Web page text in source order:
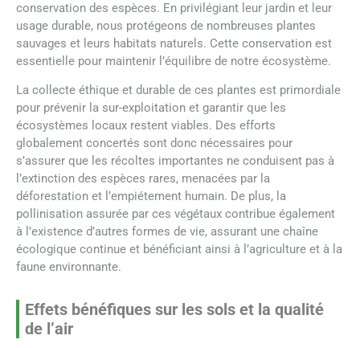
conservation des espèces. En privilégiant leur jardin et leur
usage durable, nous protégeons de nombreuses plantes
sauvages et leurs habitats naturels. Cette conservation est
essentielle pour maintenir l’équilibre de notre écosystème.
La collecte éthique et durable de ces plantes est primordiale
pour prévenir la sur-exploitation et garantir que les
écosystèmes locaux restent viables. Des efforts
globalement concertés sont donc nécessaires pour
s’assurer que les récoltes importantes ne conduisent pas à
l’extinction des espèces rares, menacées par la
déforestation et l’empiétement humain. De plus, la
pollinisation assurée par ces végétaux contribue également
à l’existence d’autres formes de vie, assurant une chaîne
écologique continue et bénéficiant ainsi à l’agriculture et à la
faune environnante.
Effets bénéfiques sur les sols et la qualité
de l’air